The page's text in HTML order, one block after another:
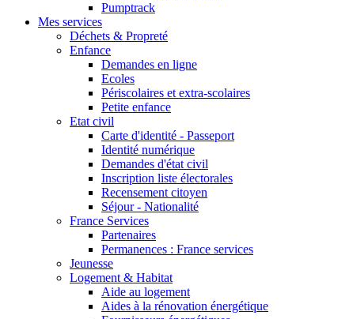
Pumptrack
Mes services
Déchets & Propreté
Enfance
Demandes en ligne
Ecoles
Périscolaires et extra-scolaires
Petite enfance
Etat civil
Carte d'identité - Passeport
Identité numérique
Demandes d'état civil
Inscription liste électorales
Recensement citoyen
Séjour - Nationalité
France Services
Partenaires
Permanences : France services
Jeunesse
Logement & Habitat
Aide au logement
Aides à la rénovation énergétique